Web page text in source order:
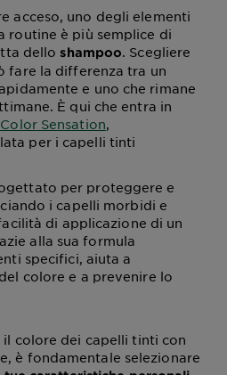
acceso, uno degli elementi
routine è più semplice di
delloshampoo. Scegliere
la differenza tra un
e uno che rimane
È qui che entra in
Sensation,
per i capelli tinti
per proteggere e
i capelli morbidi e
di applicazione di un
alla sua formula
specifici, aiuta a
colore e a prevenire lo
colore dei capelli tinti con
è fondamentale selezionare